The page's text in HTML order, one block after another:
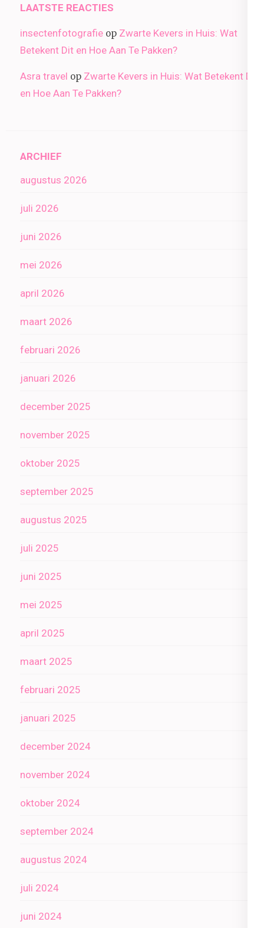
LAATSTE REACTIES
insectenfotografie op Zwarte Kevers in Huis: Wat
Betekent Dit en Hoe Aan Te Pakken?
Asra travel op Zwarte Kevers in Huis: Wat Betekent Dit
en Hoe Aan Te Pakken?
ARCHIEF
augustus 2026
juli 2026
juni 2026
mei 2026
april 2026
maart 2026
februari 2026
januari 2026
december 2025
november 2025
oktober 2025
september 2025
augustus 2025
juli 2025
juni 2025
mei 2025
april 2025
maart 2025
februari 2025
januari 2025
december 2024
november 2024
oktober 2024
september 2024
augustus 2024
juli 2024
juni 2024